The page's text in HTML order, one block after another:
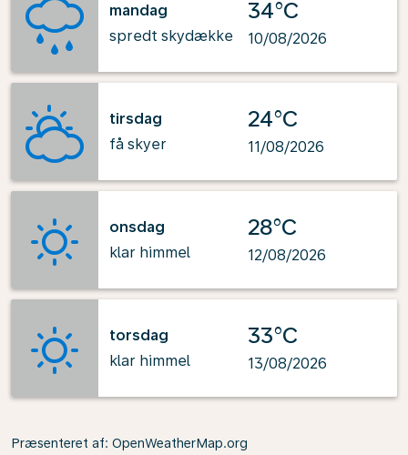
mandag
spredt skydække
34°C
10/08/2026
tirsdag
få skyer
24°C
11/08/2026
onsdag
klar himmel
28°C
12/08/2026
torsdag
klar himmel
33°C
13/08/2026
Præsenteret af: OpenWeatherMap.org